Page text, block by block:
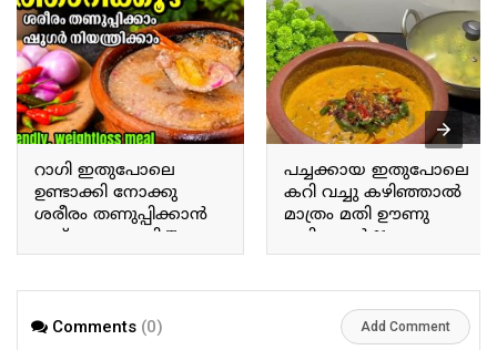
റാഗി ഇതുപോലെ
ഉണ്ടാക്കി നോക്കു
ശരീരം തണുപ്പിക്കാൻ
ഇത് മാത്രം മതി Try
making ragi this way; this
പച്ചക്കായ ഇതുപോലെ
കറി വച്ചു കഴിഞ്ഞാൽ
മാത്രം മതി ഊണു
കഴിക്കാൻ If you prepare
a curry with raw plantains
enough for a meal.
Comments (0) Add Comment